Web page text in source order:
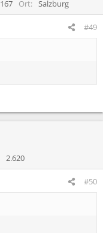
167 Ort Salzburg
#49
2.620
#50